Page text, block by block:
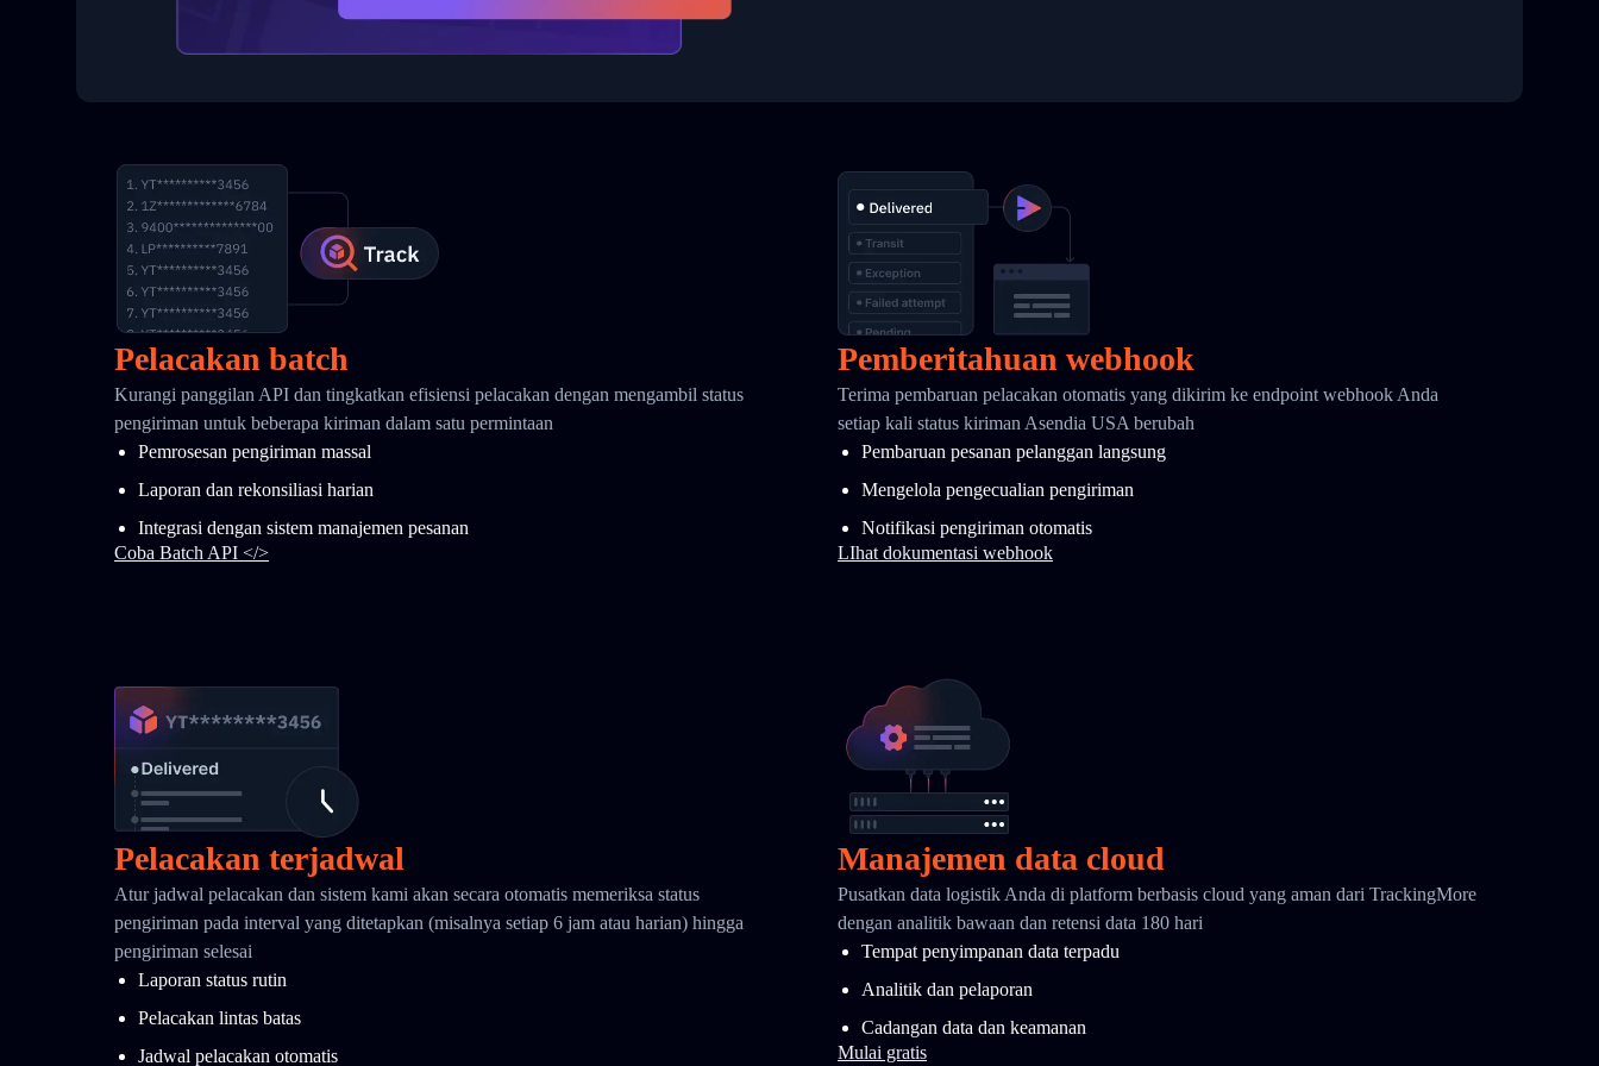
Pelacakan batch
Kurangi panggilan API dan tingkatkan efisiensi pelacakan dengan mengambil status
pengiriman untuk beberapa kiriman dalam satu permintaan
Pemrosesan pengiriman massal
Laporan dan rekonsiliasi harian
Integrasi dengan sistem manajemen pesanan
Coba Batch API </>
Pemberitahuan webhook
Terima pembaruan pelacakan otomatis yang dikirim ke endpoint webhook Anda
setiap kali status kiriman Asendia USA berubah
Pembaruan pesanan pelanggan langsung
Mengelola pengecualian pengiriman
Notifikasi pengiriman otomatis
LIhat dokumentasi webhook
Pelacakan terjadwal
Atur jadwal pelacakan dan sistem kami akan secara otomatis memeriksa status
pengiriman pada interval yang ditetapkan (misalnya setiap 6 jam atau harian) hingga
pengiriman selesai
Laporan status rutin
Pelacakan lintas batas
Jadwal pelacakan otomatis
Manajemen data cloud
Pusatkan data logistik Anda di platform berbasis cloud yang aman dari TrackingMore
dengan analitik bawaan dan retensi data 180 hari
Tempat penyimpanan data terpadu
Analitik dan pelaporan
Cadangan data dan keamanan
Mulai gratis